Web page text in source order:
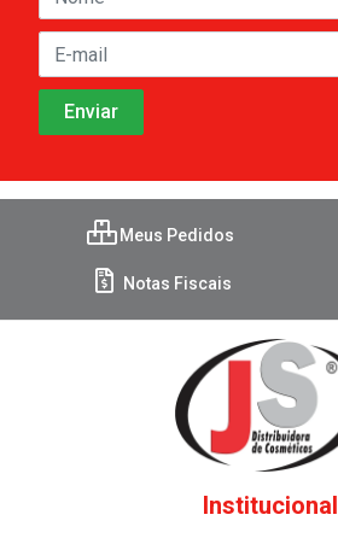
Meus Pedidos
Notas Fiscais
Institucional